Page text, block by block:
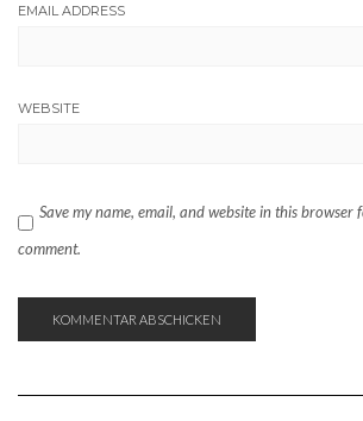
EMAIL ADDRESS
WEBSITE
Save my name, email, and website in this browser
comment.